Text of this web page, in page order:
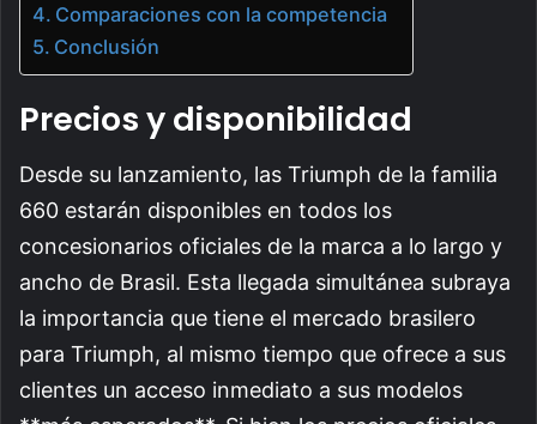
Comparaciones con la competencia
Conclusión
Precios y disponibilidad
Desde su lanzamiento, las Triumph de la familia
660 estarán disponibles en todos los
concesionarios oficiales de la marca a lo largo y
ancho de Brasil. Esta llegada simultánea subraya
la importancia que tiene el mercado brasilero
para Triumph, al mismo tiempo que ofrece a sus
clientes un acceso inmediato a sus modelos